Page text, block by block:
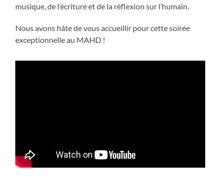
musique, de l’écriture et de la réflexion sur l’humain.
Nous avons hâte de vous accueillir pour cette soirée
exceptionnelle au MAHD !